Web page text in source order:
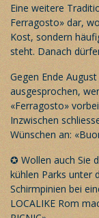
Eine weitere
Ferragosto» dar,
Kost, sondern
steht. Danach
Gegen Ende
ausgesprochen,
«Ferragosto»
Inzwischen
Wünschen an:
✪ Wollen auch Sie
kühlen Parks unter
Schirmpinien bei
LOCALIKE Rom